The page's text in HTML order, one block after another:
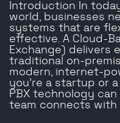
Introduction In
world, businesses
systems that are
effective. A Cloud-
Exchange) delivers
traditional on-
modern, internet-
you’re a startup or
PBX technology
team connects with